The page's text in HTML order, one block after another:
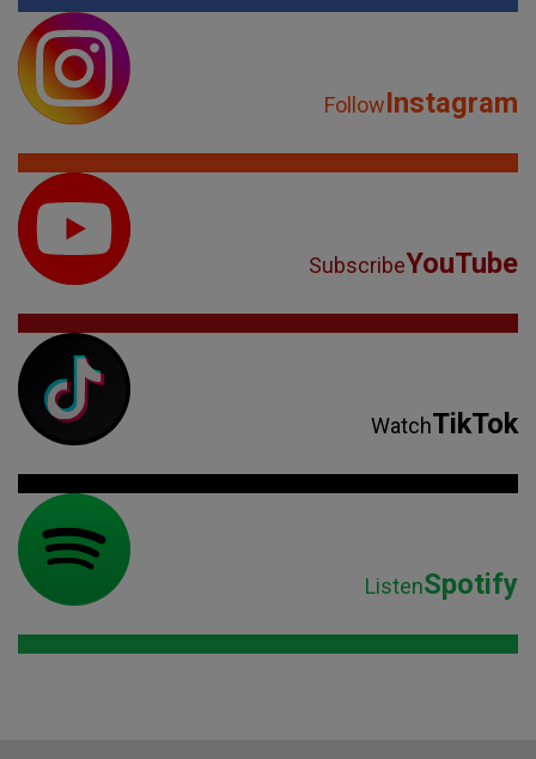
FollowInstagram
SubscribeYouTube
WatchTikTok
ListenSpotify